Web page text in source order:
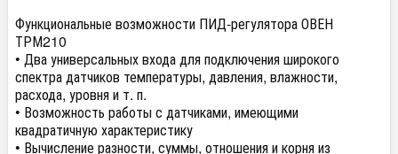
Функциональные возможности ПИД-регулятора ОВЕН
ТРМ210
• Два универсальных входа для подключения широкого
спектра датчиков температуры, давления, влажности,
расхода, уровня и т. п.
• Возможность работы с датчиками, имеющими
квадратичную характеристику
• Вычисление разности, суммы, отношения и корня из